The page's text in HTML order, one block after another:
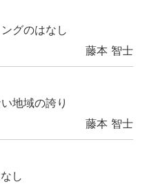
グのはなし
藤本 智士
地域の誇り
藤本 智士
し